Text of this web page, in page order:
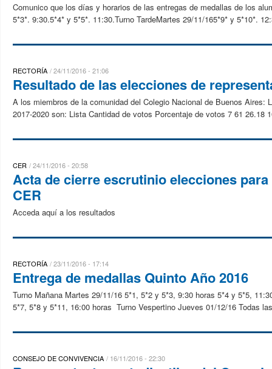
Comunico que los días y horarios de las entregas de medallas de los
5*3*. 9:30.5*4* y 5*5*. 11:30.Turno TardeMartes 29/11/165*9* y 5*10*.
RECTORÍA 24/11/2016 - 21:06
Resultado de las elecciones de
A los miembros de la comunidad del Colegio Nacional de Buenos
2017-2020 son: Lista Cantidad de votos Porcentaje de votos 7 61 26.18
CER 24/11/2016 - 20:58
Acta de cierre escrutinio elecciones
CER
Acceda aquí a los resultados
RECTORÍA 23/11/2016 - 17:14
Entrega de medallas Quinto Año 2016
Turno Mañana Martes 29/11/16 5*1, 5*2 y 5*3, 9:30 horas 5*4 y 5*5,
5*7, 5*8 y 5*11, 16:00 horas Turno Vespertino Jueves 01/12/16 Todas
CONSEJO DE CONVIVENCIA 16/11/2016 - 22:30